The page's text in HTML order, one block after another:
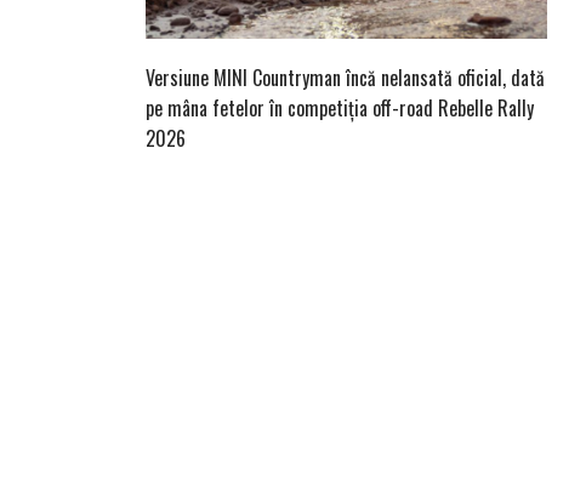
Versiune MINI Countryman încă nelansată oficial, dată
pe mâna fetelor în competiția off-road Rebelle Rally
2026